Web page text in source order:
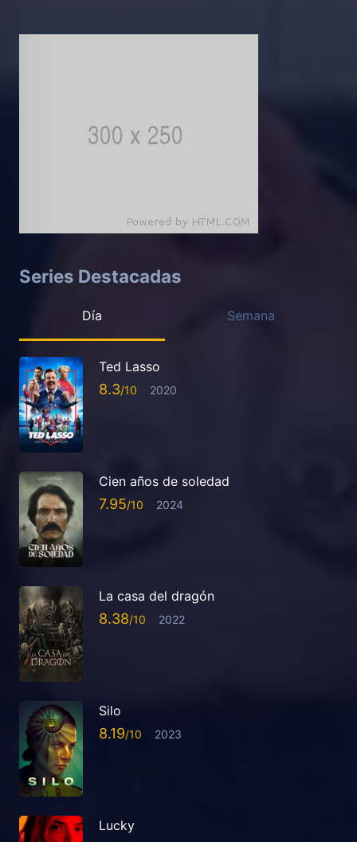
Series Destacadas
Día Semana
Ted Lasso
8.3 2020
Cien años de soledad
7.95 2024
La casa del dragón
8.38 2022
Silo
8.19 2023
Lucky